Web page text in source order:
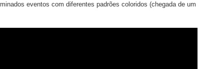
eventos com diferentes padrões coloridos (chegada de um